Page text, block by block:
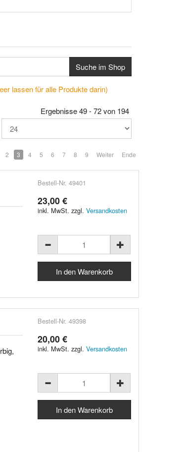
Suche im Shop
lassen für alle Produkte darin)
Ergebnisse 49 - 72 von 194
2 3 4 5 6 7 8 9 Weiter Ende
Bestell-Nr. 49401
23,00 €
inkl. MwSt. zzgl.Versandkosten
Bestell-Nr. 49398
20,00 €
inkl. MwSt. zzgl.Versandkosten